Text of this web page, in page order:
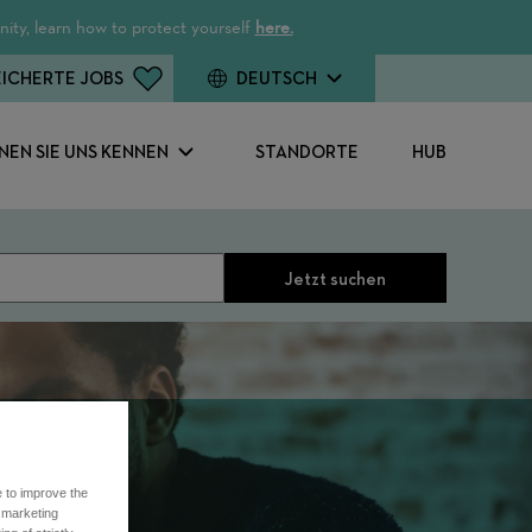
learn how to protect yourself here.
SIE UNS KENNEN STANDORTE HUB
JOBS DEUTSCH
Jetzt suchen
to improve the